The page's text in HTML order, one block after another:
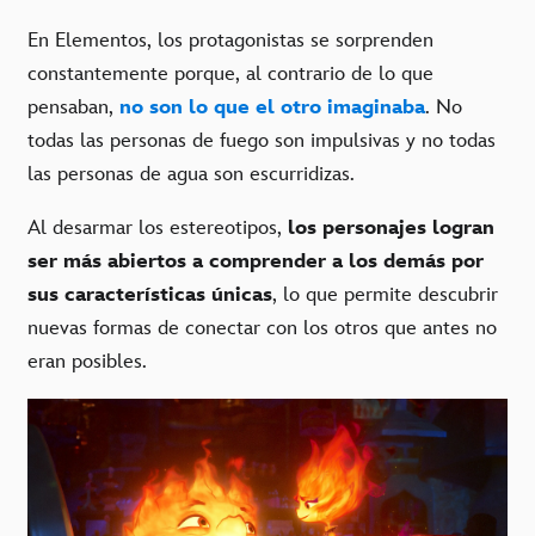
En Elementos, los protagonistas se sorprenden
constantemente porque, al contrario de lo que
pensaban, no son lo que el otro imaginaba. No
todas las personas de fuego son impulsivas y no todas
las personas de agua son escurridizas.
Al desarmar los estereotipos, los personajes logran
ser más abiertos a comprender a los demás por
sus características únicas, lo que permite descubrir
nuevas formas de conectar con los otros que antes no
eran posibles.